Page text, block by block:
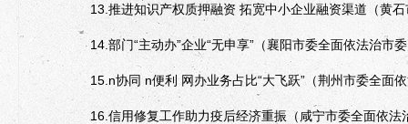
13.推进知识产权质押融资 拓宽中小企业融资渠道（黄石
14.部门“主动办”企业“无申享”（襄阳市委全面依法治市
15.n协同 n便利 网办业务占比“大飞跃”（荆州市委全面
16.信用修复工作助力疫后经济重振（咸宁市委全面依法